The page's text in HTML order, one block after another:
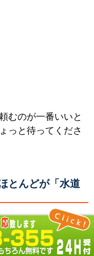
むのが一番いいと
っと待ってくださ
とんどが「水道
湯を供給する配管を
ん」だからです。